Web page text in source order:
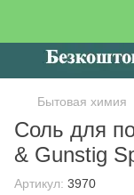
Бытовая химия
Соль для
& Gunstig
Артикул: 3970